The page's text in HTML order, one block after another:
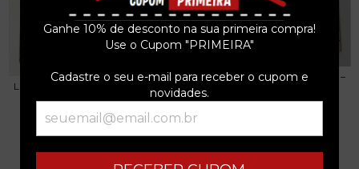
Ganhe 10% de desconto na sua primeira compra!
Use o Cupom "PRIMEIRA"
Cadastre o seu e-mail para receber o cupom e
novidades.
LES JOYAUX DE LA PRINCESSE –
R$499,99
LES JOYAUX DE LA PRINCESSE –
R$249,99
3 x deR$83,33 sem juros